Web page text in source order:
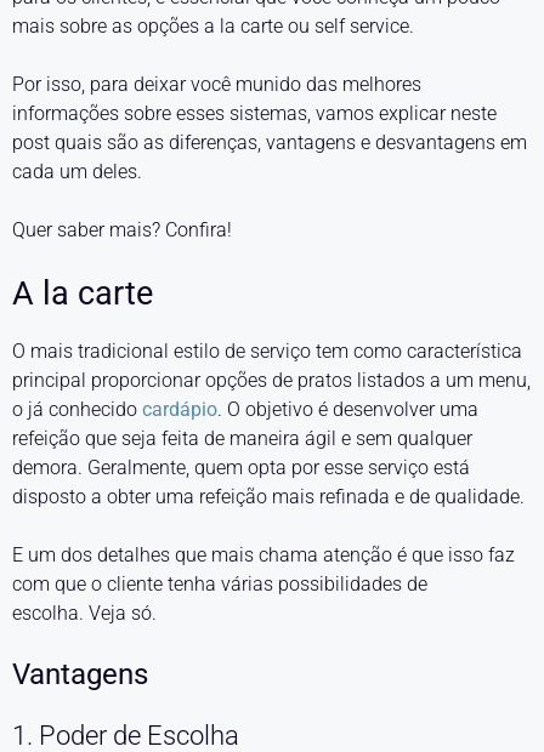
mais sobre as opções a la carte ou self service.
Por isso, para deixar você munido das melhores
informações sobre esses sistemas, vamos explicar neste
post quais são as diferenças, vantagens e desvantagens em
cada um deles.
Quer saber mais? Confira!
A la carte
O mais tradicional estilo de serviço tem como característica
principal proporcionar opções de pratos listados a um menu,
o já conhecido cardápio. O objetivo é desenvolver uma
refeição que seja feita de maneira ágil e sem qualquer
demora. Geralmente, quem opta por esse serviço está
disposto a obter uma refeição mais refinada e de qualidade.
E um dos detalhes que mais chama atenção é que isso faz
com que o cliente tenha várias possibilidades de
escolha. Veja só.
Vantagens
1. Poder de Escolha